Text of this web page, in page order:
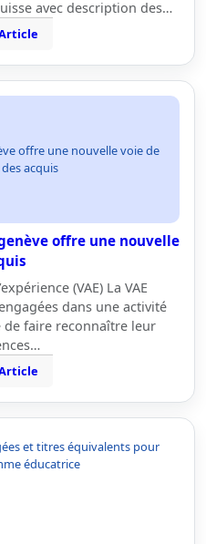
avec description des…
offre une nouvelle voie de
acquis
offre une nouvelle
(VAE) La VAE
dans une activité
faire reconnaître leur